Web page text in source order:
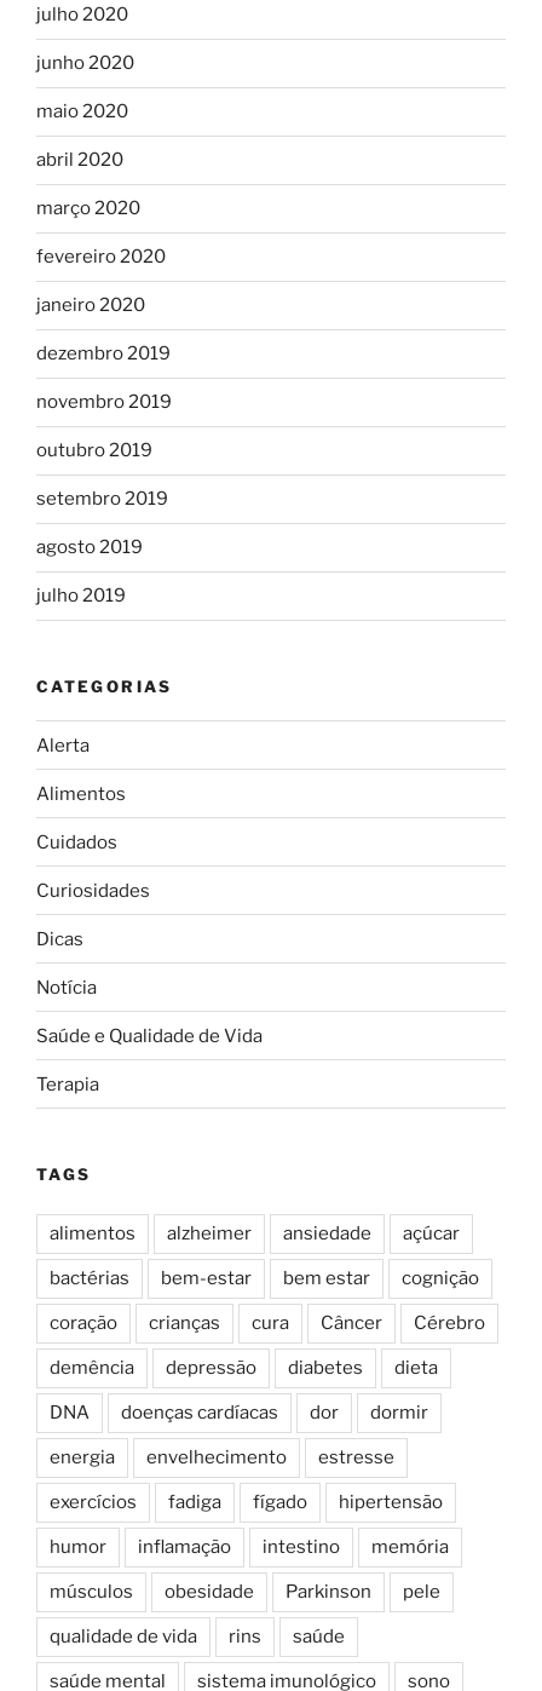
julho 2020
junho 2020
maio 2020
abril 2020
março 2020
fevereiro 2020
janeiro 2020
dezembro 2019
novembro 2019
outubro 2019
setembro 2019
agosto 2019
julho 2019
CATEGORIAS
Alerta
Alimentos
Cuidados
Curiosidades
Dicas
Notícia
Saúde e Qualidade de Vida
Terapia
TAGS
alimentos alzheimer ansiedade açúcar
bactérias bem-estar bem estar cognição
coração crianças cura Câncer Cérebro
demência depressão diabetes dieta
DNA doenças cardíacas dor dormir
energia envelhecimento estresse
exercícios fadiga fígado hipertensão
humor inflamação intestino memória
músculos obesidade Parkinson pele
qualidade de vida rins saúde
saúde mental sistema imunológico sono